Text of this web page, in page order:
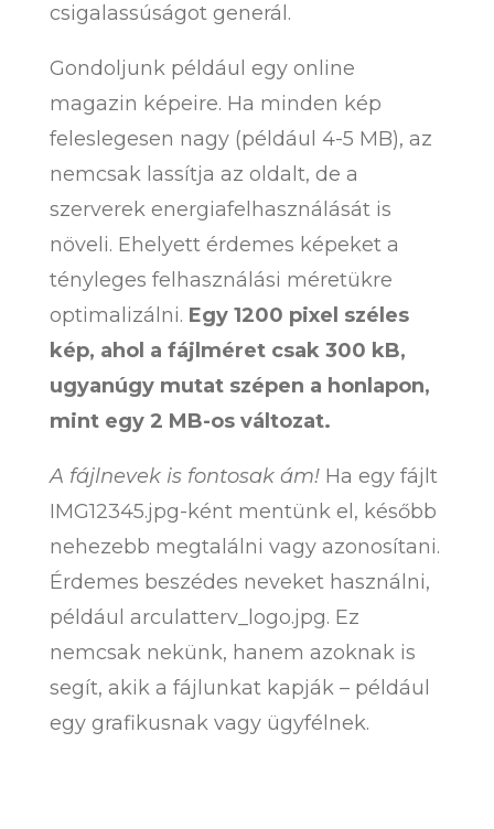
csigalassúságot generál.
Gondoljunk például egy online
magazin képeire. Ha minden kép
feleslegesen nagy (például 4-5 MB), az
nemcsak lassítja az oldalt, de a
szerverek energiafelhasználását is
növeli. Ehelyett érdemes képeket a
tényleges felhasználási méretükre
optimalizálni. Egy 1200 pixel széles
kép, ahol a fájlméret csak 300 kB,
ugyanúgy mutat szépen a honlapon,
mint egy 2 MB-os változat.
A fájlnevek is fontosak ám!Ha egy fájlt
IMG12345.jpg-ként mentünk el, később
nehezebb megtalálni vagy azonosítani.
Érdemes beszédes neveket használni,
például arculatterv_logo.jpg. Ez
nemcsak nekünk, hanem azoknak is
segít, akik a fájlunkat kapják – például
egy grafikusnak vagy ügyfélnek.